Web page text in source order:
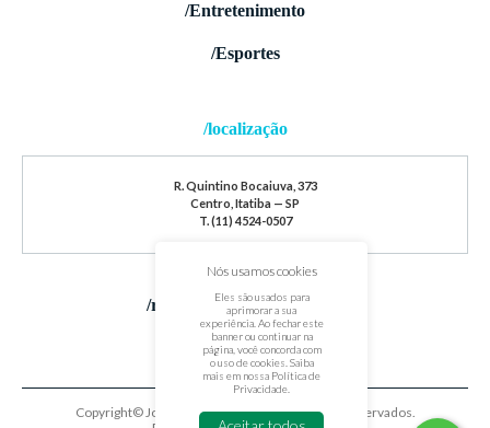
/Entretenimento
/Esportes
/localização
R. Quintino Bocaiuva, 373
Centro, Itatiba — SP
T. (11) 4524-0507
/redes sociais
Copyright© Jornal de Itatiba. Todos os direitos reservados.
Nós usamos cookies
Eles são usados para
aprimorar a sua
experiência. Ao fechar este
banner ou continuar na
página, você concorda com
o uso de cookies. Saiba
mais em nossa Política de
Privacidade